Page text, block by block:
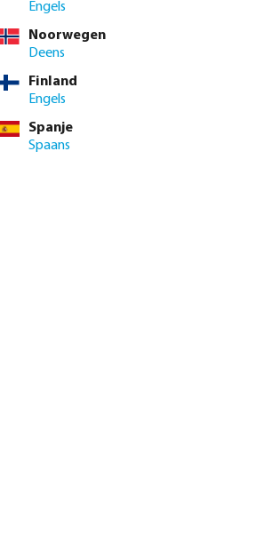
gebruik de knoppen om de
aan winkelmandje
Engels
Noorwegen
Deens
Finland
Engels
Spanje
Spaans